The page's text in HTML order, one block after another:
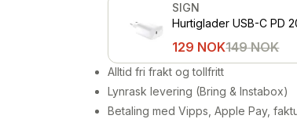
SIGN
Hurtiglader USB-C PD
129 NOK149 NOK
Alltid fri frakt og tollfritt
Lynrask levering (Bring & Instabox)
Betaling med Vipps, Apple Pay,